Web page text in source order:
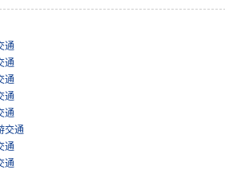
通
通
通
通
通
交通
通
通